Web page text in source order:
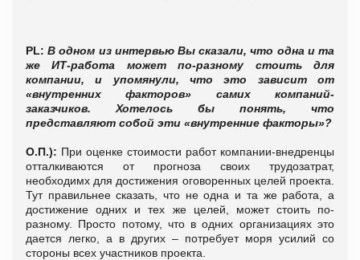
PL: В одном из интервью Вы сказали, что одна и та
же ИТ-работа может по-разному стоить для
компании, и упомянули, что это зависит от
«внутренних факторов» самих компаний-
заказчиков. Хотелось бы понять, что
представляют собой эти «внутренние факторы»?
О.П.): При оценке стоимости работ компании-внедренцы
отталкиваются от прогноза своих трудозатрат,
необходимх для достижения оговоренных целей проекта.
Тут правильнее сказать, что не одна и та же работа, а
достижение одних и тех же целей, может стоить по-
разному. Просто потому, что в одних организациях это
дается легко, а в других – потребует моря усилий со
стороны всех участников проекта.